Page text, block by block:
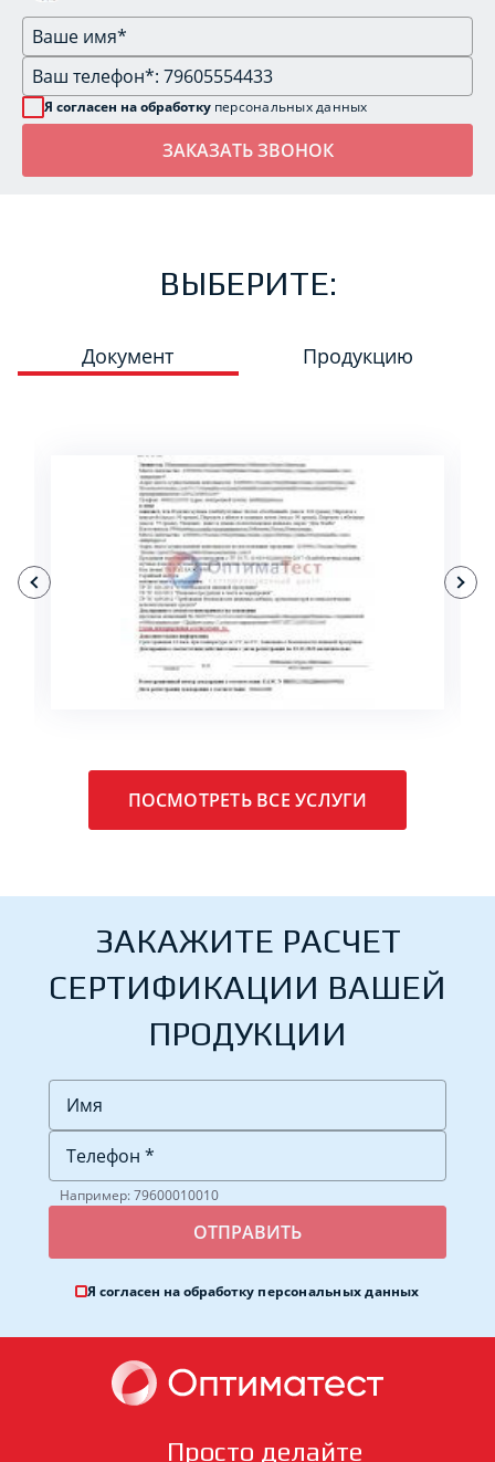
Я согласен на обработку персональных данных
ВЫБЕРИТЕ:
Документ Продукцию
ПОДРОБНЕЕ
ПОСМОТРЕТЬ ВСЕ УСЛУГИ
ЗАКАЖИТЕ РАСЧЕТ
СЕРТИФИКАЦИИ ВАШЕЙ
ПРОДУКЦИИ
Например: 79600010010
Я согласен на обработку персональных данных
Просто делайте